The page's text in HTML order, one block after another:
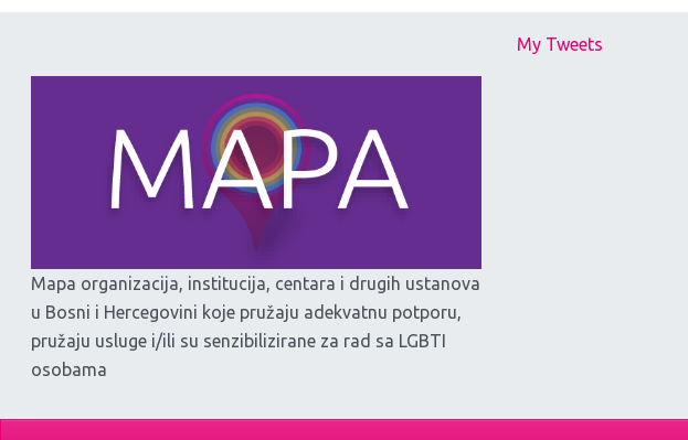
Mapa organizacija, institucija, centara i drugih ustanova
u Bosni i Hercegovini koje pružaju adekvatnu potporu,
pružaju usluge i/ili su senzibilizirane za rad sa LGBTI
osobama
My Tweets